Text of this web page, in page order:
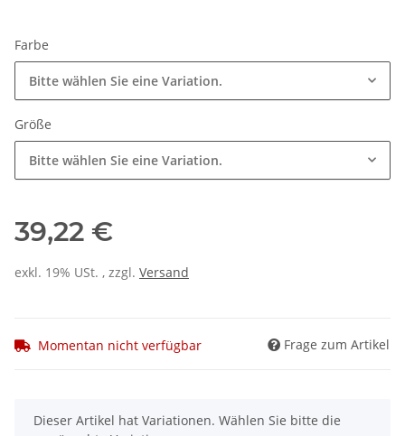
Farbe
Bitte wählen Sie eine Variation.
Größe
Bitte wählen Sie eine Variation.
39,22 €
exkl. 19% USt. , zzgl. Versand
Momentan nicht verfügbar Frage zum Artikel
x
Dieser Artikel hat Variationen. Wählen Sie bitte die